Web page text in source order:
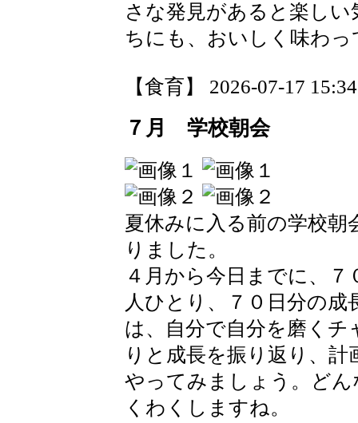
さな発見があると楽し
ちにも、おいしく味わ
【食育】 2026-07-17
７月 学校朝会
夏休みに入る前の学校朝
りました。
４月から今日までに、
人ひとり、７０日分の
は、自分で自分を磨く
りと成長を振り返り、
やってみましょう。ど
くわくしますね。